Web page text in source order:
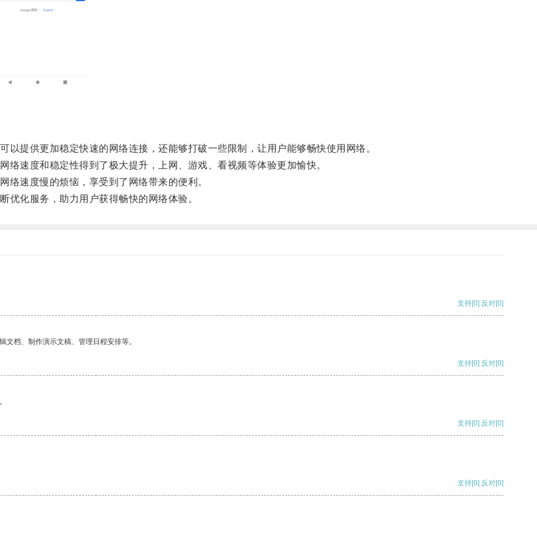
供更加稳定快速的网络连接，还能够打破一些限制，让用户能够畅快使用网络。
度和稳定性得到了极大提升，上网、游戏、看视频等体验更加愉快。
速度慢的烦恼，享受到了网络带来的便利。
化服务，助力用户获得畅快的网络体验。
支持[0] 反对[0]
档、制作演示文稿、管理日程安排等。
支持[0] 反对[0]
支持[0] 反对[0]
支持[0] 反对[0]